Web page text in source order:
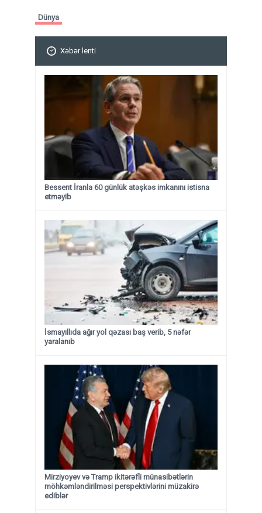
Dünya
Xəbər lenti
Bessent İranla 60 günlük atəşkəs imkanını istisna
etməyib
İsmayıllıda ağır yol qəzası baş verib, 5 nəfər
yaralanıb
Mirziyoyev və Tramp ikitərəfli münasibətlərin
möhkəmləndirilməsi perspektivlərini müzakirə
ediblər